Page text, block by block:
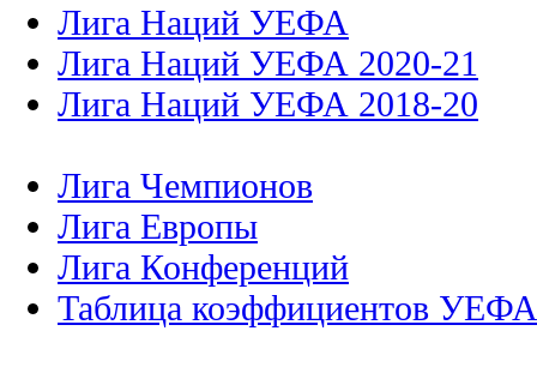
Лига Наций УЕФА
Лига Наций УЕФА 2020-21
Лига Наций УЕФА 2018-20
Лига Чемпионов
Лига Европы
Лига Конференций
Таблица коэффициентов УЕФА